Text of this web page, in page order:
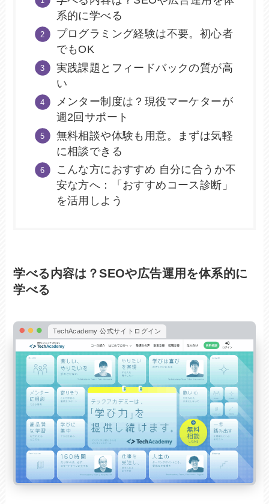
系的に学べる
プログラミング経験は不要。初心者
でもOK
実践課題とフィードバックの質が高
い
メンター制度は？現役マーケターが
週2回サポート
無料相談や体験も用意。まずは気軽
に相談できる
こんな方におすすめ 自分に合うか不
安な方へ：「おすすめコース診断」
を活用しよう
学べる内容は？SEOや広告運用を体系的に
学べる
TechAcademy 公式サイトログイン